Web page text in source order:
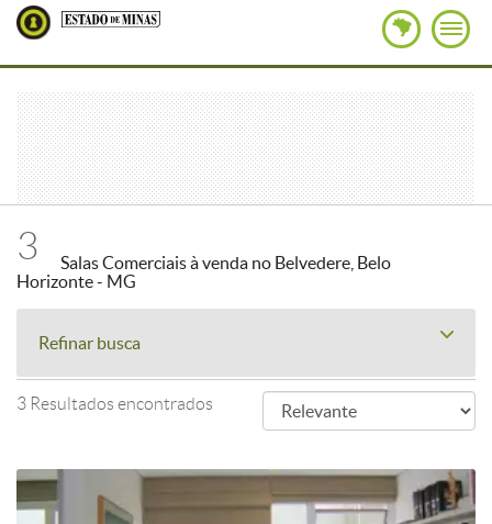
3
Salas Comerciais à venda no Belvedere, Belo
Horizonte - MG
Refinar busca
3 Resultados encontrados